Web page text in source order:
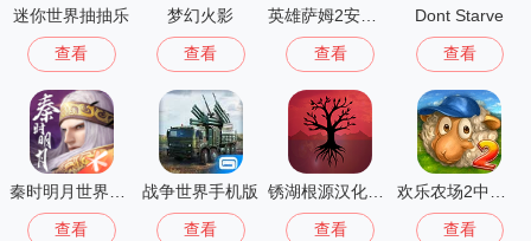
迷你世界抽抽乐
查看
梦幻火影
查看 查看
Dont Starve
查看
秦时明月世界测试服
查看
战争世界手机版
查看
锈湖根源汉化版 3.1.5
查看
欢乐农场2中文版
查看